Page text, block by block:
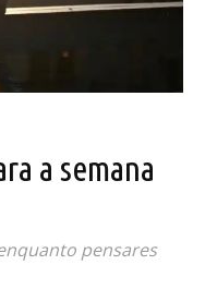
a semana
pensares